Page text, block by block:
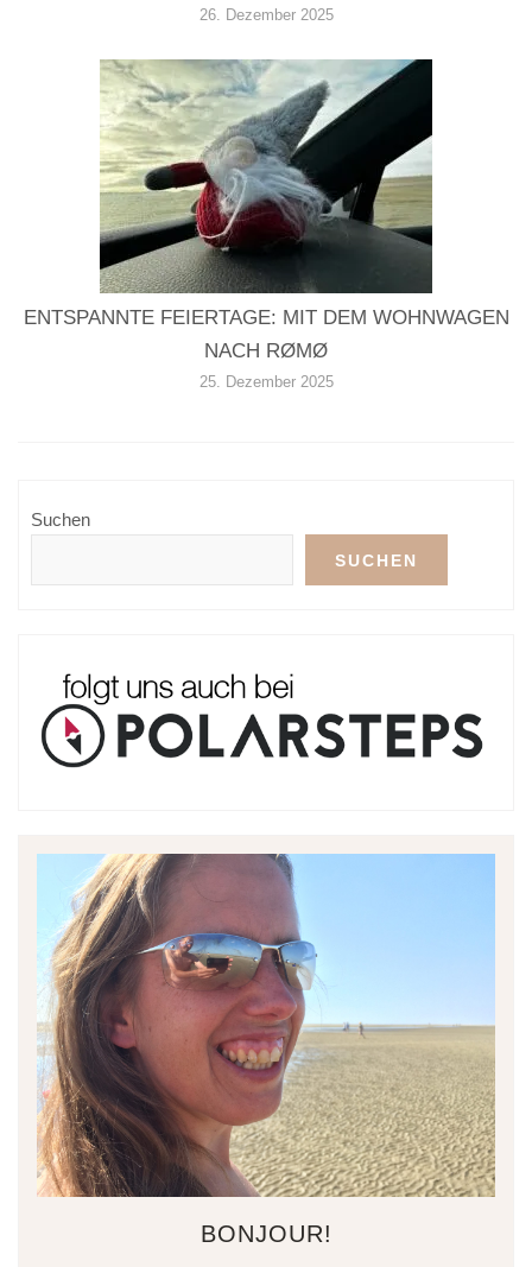
26. Dezember 2025
ENTSPANNTE FEIERTAGE: MIT DEM WOHNWAGEN
NACH RØMØ
25. Dezember 2025
Suchen
SUCHEN
BONJOUR!